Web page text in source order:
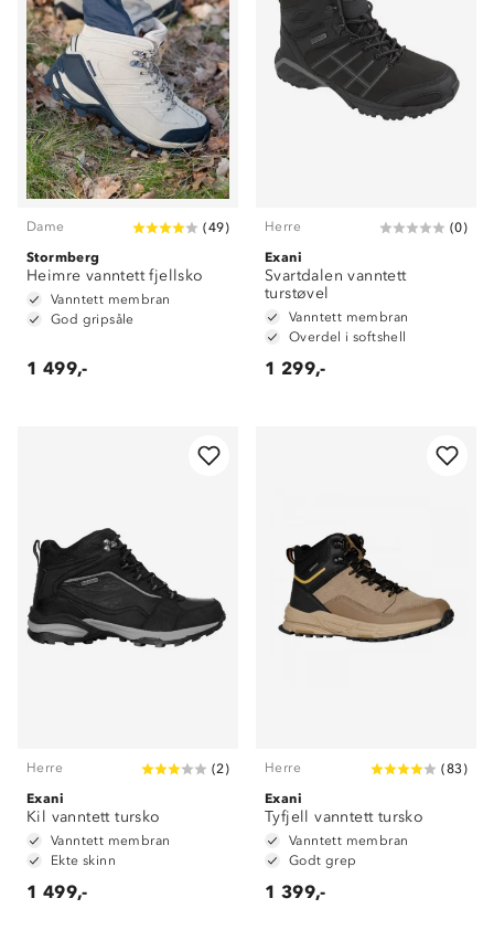
Dame (49)
Stormberg
Heimre vanntett fjellsko
Vanntett membran
God gripsåle
1 499,-
Herre (0)
Exani
Svartdalen vanntett
turstøvel
Vanntett membran
Overdel i softshell
1 299,-
Herre (2)
Exani
Kil vanntett tursko
Vanntett membran
Ekte skinn
1 499,-
Herre (83)
Exani
Tyfjell vanntett tursko
Vanntett membran
Godt grep
1 399,-
Om Stormberg
Verdigrunnlag